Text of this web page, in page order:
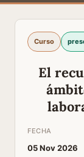
Curso
El
FECHA
05 Nov 2026